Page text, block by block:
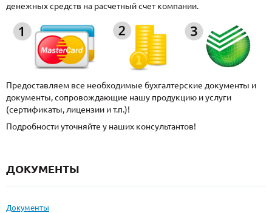
денежных средств на расчетный счет компании.
Предоставляем все необходимые бухгалтерские документы и
документы, сопровождающие нашу продукцию и услуги
(сертификаты, лицензии и т.п.)!
Подробности уточняйте у наших консультантов!
ДОКУМЕНТЫ
Документы